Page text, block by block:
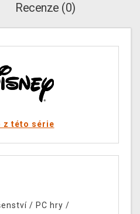
Recenze (0)
z této série
/ PC hry /